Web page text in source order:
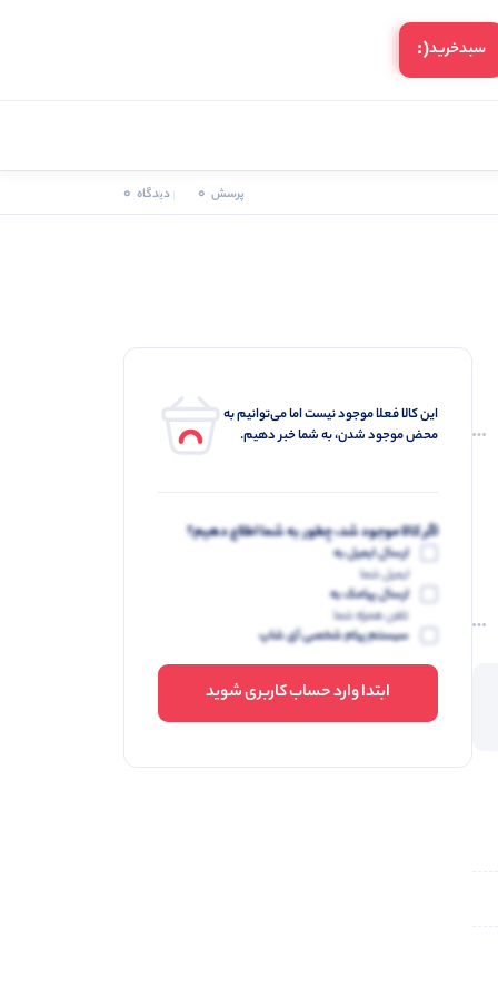
سبد‌خرید(:
پرسش 0 دیدگاه 0
این کالا فعلا موجود نیست اما می‌توانیم به
محض موجود شدن، به شما خبر دهیم.
اگر کالا موجود شد، چطور به شما اطلاع دهیم؟
ارسال ایمیل به
ایمیل شما
ارسال پیامک به
تلفن همراه شما
سیستم پیام شخصی آی شاپ
ابتدا وارد حساب کاربری شوید